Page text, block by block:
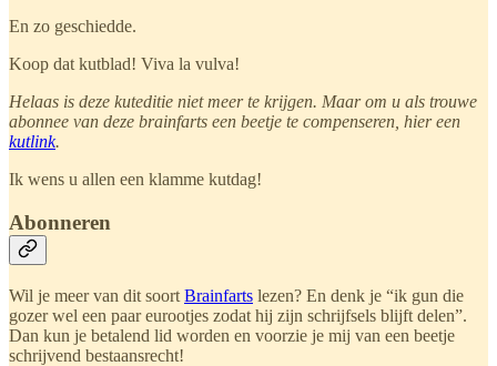
En zo geschiedde.
Koop dat kutblad! Viva la vulva!
Helaas is deze kuteditie niet meer te krijgen. Maar om u als trouwe
abonnee van deze brainfarts een beetje te compenseren, hier een
kutlink.
Ik wens u allen een klamme kutdag!
Abonneren
Wil je meer van dit soort Brainfarts lezen? En denk je “ik gun die
gozer wel een paar eurootjes zodat hij zijn schrijfsels blijft delen”.
Dan kun je betalend lid worden en voorzie je mij van een beetje
schrijvend bestaansrecht!